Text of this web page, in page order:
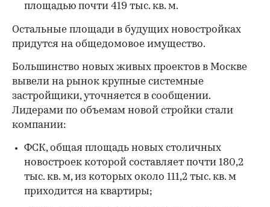
площадью почти 419 тыс. кв. м.
00:00 / 00:00
Остальные площади в будущих новостройках
придутся на общедомовое имущество.
Большинство новых живых проектов в Москве
вывели на рынок крупные системные
застройщики, уточняется в сообщении.
Лидерами по объемам новой стройки стали
компании:
ФСК, общая площадь новых столичных
новостроек которой составляет почти 180,2
тыс. кв. м, из которых около 111,2 тыс. кв. м
приходится на квартиры;